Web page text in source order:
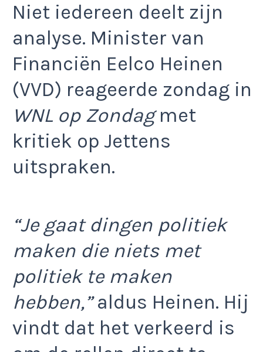
Niet iedereen deelt zijn
analyse. Minister van
Financiën Eelco Heinen
(VVD) reageerde zondag in
WNL op Zondagmet
kritiek op Jettens
uitspraken.
“Je gaat dingen politiek
maken die niets met
politiek te maken
hebben,”aldus Heinen. Hij
vindt dat het verkeerd is